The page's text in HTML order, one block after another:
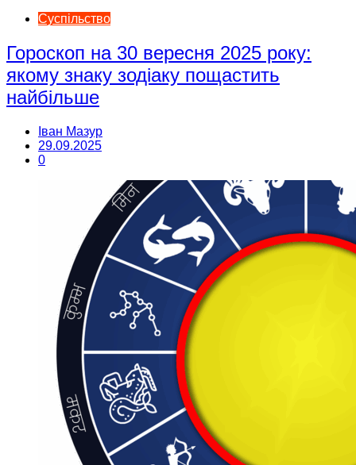
Суспільство
Гороскоп на 30 вересня 2025 року:
якому знаку зодіаку пощастить
найбільше
Іван Мазур
29.09.2025
0